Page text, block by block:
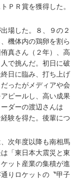
ＰＲ賞を獲得した。
場した。８、９の２
機体内の鶏卵を割ら
真さん（２年）、高
で挑んだ。初日に破
日に臨み、打ち上げ
ったがメディアや会
ピールし、高い成果
ダーの渡辺さんは
験を得た。後輩につ
次年度以降も南相馬
「東日本大震災と東
ット産業の集積が進
りロケットの〝甲子